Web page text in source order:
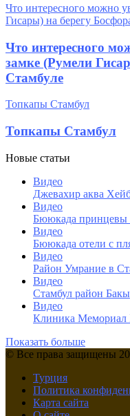
Что интересного можно
Гисары) на берегу
Что интересного
замке (Румели
Стамбуле
Топкапы Стамбул
Топкапы Стамбул
Новые статьи
Видео
Джевахир аква
Видео
Бююкада принцевы
Видео
Бююкада отели с
Видео
Район Умрание в
Видео
Cтамбул район
Видео
Клиника Мемориал
Показать больше
© Все права защищены
Турция
Политика
Карта сайта